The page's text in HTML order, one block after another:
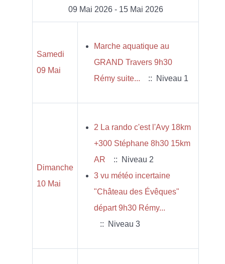
09 Mai 2026 - 15 Mai 2026
Samedi
09 Mai
Marche aquatique au
GRAND Travers 9h30
Rémy suite...
:: Niveau 1
Dimanche
10 Mai
2 La rando c'est l'Avy 18km
+300 Stéphane 8h30 15km
AR
:: Niveau 2
3 vu météo incertaine
"Château des Évêques"
départ 9h30 Rémy...
:: Niveau 3